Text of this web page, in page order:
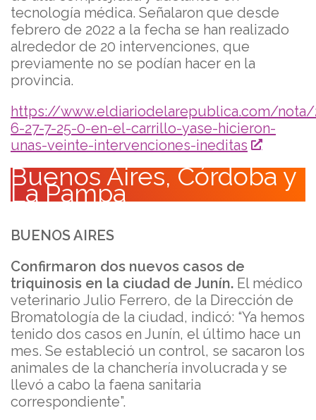
tecnología médica. Señalaron que desde
febrero de 2022 a la fecha se han realizado
alrededor de 20 intervenciones, que
previamente no se podían hacer en la
provincia.
https://www.eldiariodelarepublica.com/nota/
6-27-7-25-0-en-el-carrillo-yase-hicieron-
unas-veinte-intervenciones-ineditas
Buenos Aires, Córdoba y
La Pampa
BUENOS AIRES
Confirmaron dos nuevos casos de
triquinosis en la ciudad de Junín. El médico
veterinario Julio Ferrero, de la Dirección de
Bromatología de la ciudad, indicó: “Ya hemos
tenido dos casos en Junín, el último hace un
mes. Se estableció un control, se sacaron los
animales de la chanchería involucrada y se
llevó a cabo la faena sanitaria
correspondiente”.